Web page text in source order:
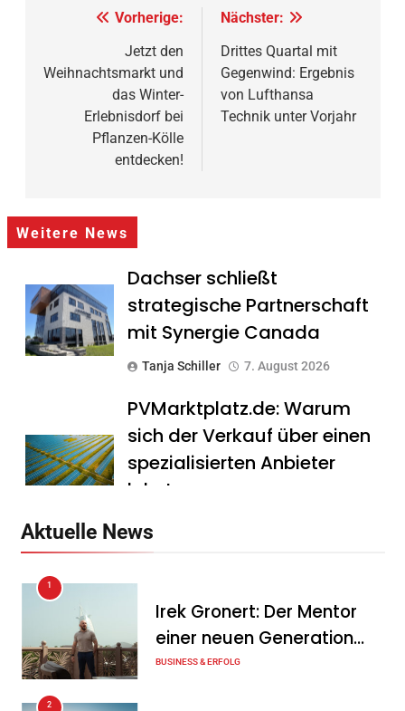
Beitragsnavigation
Vorherige:
Jetzt den
Weihnachtsmarkt und
das Winter-
Erlebnisdorf bei
Pflanzen-Kölle
entdecken!
Nächster:
Drittes Quartal mit
Gegenwind: Ergebnis
von Lufthansa
Technik unter Vorjahr
Weitere News
Dachser schließt
strategische Partnerschaft
mit Synergie Canada
Tanja Schiller 7. August 2026
PVMarktplatz.de: Warum
sich der Verkauf über einen
spezialisierten Anbieter
lohnt
Mitarbeitergespräch pro
Jahr nichts verändert – und
was stattdessen
Verbindlichkeit schafft
Aktuelle News
1
Irek Gronert: Der Mentor
einer neuen Generation
von Unternehmern
BUSINESS & ERFOLG
2